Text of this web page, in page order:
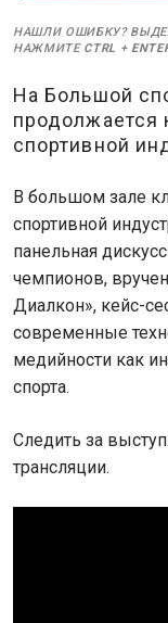
НАШЛИ ОШИБКУ?
НАЖМИТЕ CTRL +
На Большой
продолжается
спортивной
В большом зале
спортивной
панельная
чемпионов,
Диалкон», кейс-
современные
медийности как
спорта.
Следить за
трансляции.